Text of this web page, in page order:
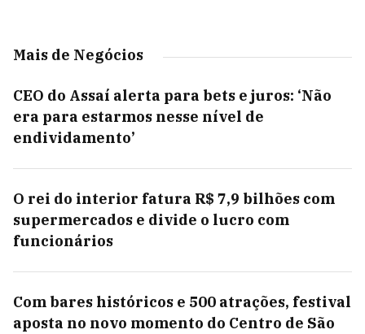
Mais de Negócios
CEO do Assaí alerta para bets e juros: ‘Não
era para estarmos nesse nível de
endividamento’
O rei do interior fatura R$ 7,9 bilhões com
supermercados e divide o lucro com
funcionários
Com bares históricos e 500 atrações, festival
aposta no novo momento do Centro de São